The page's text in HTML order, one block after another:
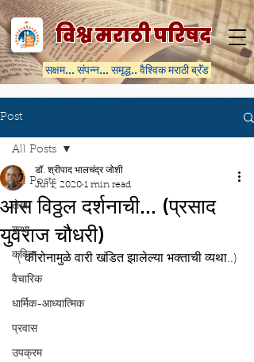
विश्व मराठी परिषद
सक्षम... संपन्न... समृद्ध.. वैश्विक मराठी ब्रॅंड
Post
All Posts
लेख
कथा
कविता
वैचारिक
धार्मिक-आध्यात्मिक
प्रवास
उपक्रम
All Posts
आस विठ्ठल दर्शनाची... (प्रसाद
युवराज चौधरी)
डॉ. श्रीपाद भालचंद्र जोशी
Jul 1, 2020 1 min read
( कोरोनामुळे वारी खंडित झालेल्या भक्ताची व्यथा..)